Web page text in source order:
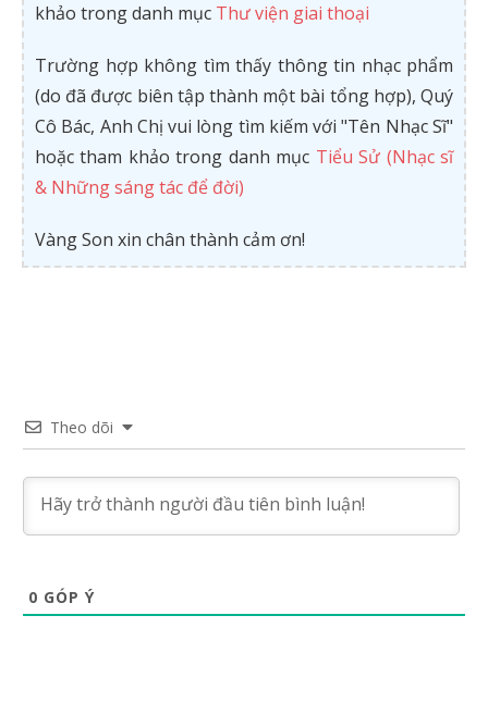
khảo trong danh mục Thư viện giai thoại
Trường hợp không tìm thấy thông tin nhạc phẩm
(do đã được biên tập thành một bài tổng hợp), Quý
Cô Bác, Anh Chị vui lòng tìm kiếm với "Tên Nhạc Sĩ"
hoặc tham khảo trong danh mục Tiểu Sử (Nhạc sĩ
& Những sáng tác để đời)
Vàng Son xin chân thành cảm ơn!
Theo dõi
0 GÓP Ý